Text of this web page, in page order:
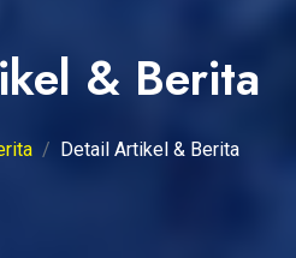
& Berita
Detail Artikel & Berita